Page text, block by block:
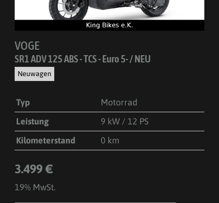
VOGE
SR1 ADV 125 ABS - TCS - Euro 5- / NEU
Neuwagen
Typ
Motorrad
Leistung
9 kW / 12 PS
Kilometerstand
0 km
3.499 €
19% MwSt.